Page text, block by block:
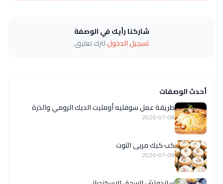
شاركنا رأيك في الوصفة
تسجيل الدخوللترك تعليق.
أحدث الوصفات
طريقة عمل سوفليه أومليت الديك الرومي والذرة
2026-07-08
كب كيك مربى التوت
2026-07-08